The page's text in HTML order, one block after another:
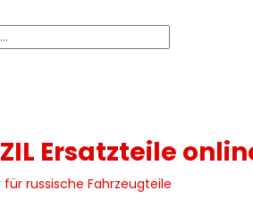
ZIL Ersatzteile
russische Fahrzeugteile